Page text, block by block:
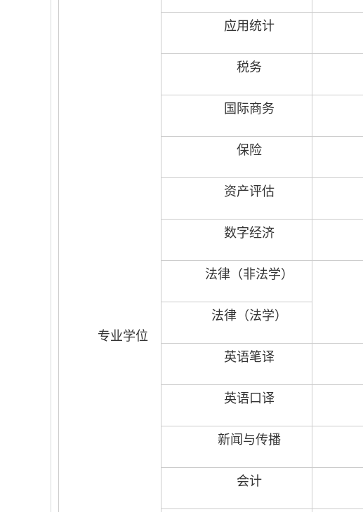
专业学位
应用统计
税务
国际商务
保险
资产评估
数字经济
法律（非法学）
法律（法学）
英语笔译
英语口译
新闻与传播
会计